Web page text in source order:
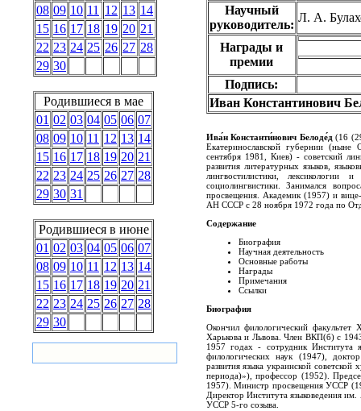
08 09 10 11 12 13 14
15 16 17 18 19 20 21
22 23 24 25 26 27 28
29 30
Родившиеся в мае
01 02 03 04 05 06 07
08 09 10 11 12 13 14
15 16 17 18 19 20 21
22 23 24 25 26 27 28
29 30 31
Родившиеся в июне
01 02 03 04 05 06 07
08 09 10 11 12 13 14
15 16 17 18 19 20 21
22 23 24 25 26 27 28
29 30
Научный
руководитель:
Л. А.
Награды и
премии
Подпись:
Иван Константинович
Ива́н Константи́нович Белоде́д(16
Екатеринославской губернии
сентября 1981, Киев) - советский
развития литературных языков,
лингвостилистики, лексикологии
социолингвистики. Занимался
просвещения. Академик (1957) и
АН СССР c 28 ноября 1972 года по
Содержание
Биография
Научная деятельность
Основные работы
Награды
Примечания
Ссылки
Биография
Окончил филологический факультет
Харькова и Львова. Член ВКП(б) с
1957 годах - сотрудник
филологических наук (1947),
развития языка украинской
периода)»), профессор (1952).
1957). Министр просвещения УССР
Директор Института языковедения
УССР 5-го созыва.